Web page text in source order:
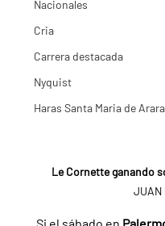
Nacionales
Cria
Carrera destacada
Nyquist
Haras Santa Maria de
Le Cornette ganando
JUAN